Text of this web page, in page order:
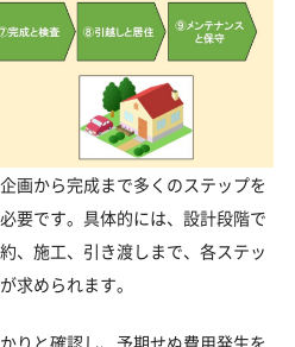
画から完成まで多くのステップを
要です。具体的には、設計段階で
、施工、引き渡しまで、各ステッ
求められます。
りと確認し、予期せぬ費用発生を